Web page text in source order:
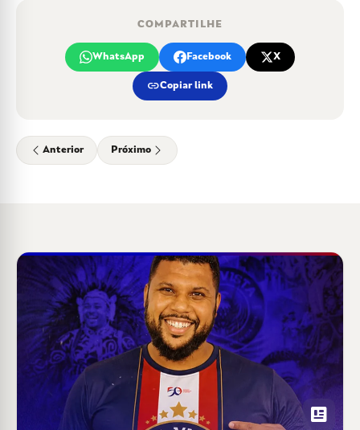
COMPARTILHE
WhatsApp Facebook X
linkCopiar link
Anterior Próximo
newsmode